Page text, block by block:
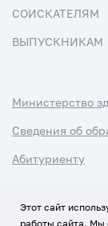
СОИСКАТЕЛЯМ
ВЫПУСКНИКАМ
Министерство
Сведения об
Абитуриенту
Этот сайт
работы сайта. Мы